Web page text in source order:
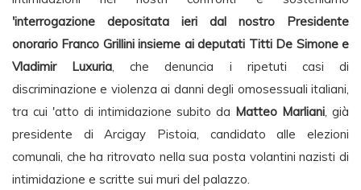
'interrogazione depositata ieri dal nostro Presidente
onorario Franco Grillini insieme ai deputati Titti De Simone e
Vladimir Luxuria, che denuncia i ripetuti casi di
discriminazione e violenza ai danni degli omosessuali italiani,
tra cui 'atto di intimidazione subito da Matteo Marliani, già
presidente di Arcigay Pistoia, candidato alle elezioni
comunali, che ha ritrovato nella sua posta volantini nazisti di
intimidazione e scritte sui muri del palazzo.